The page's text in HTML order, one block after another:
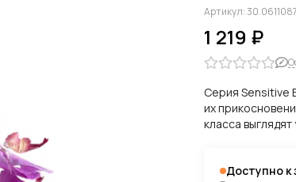
Артикул:
1 219 ₽
Серия Sensitive
их
класса
Доступно к